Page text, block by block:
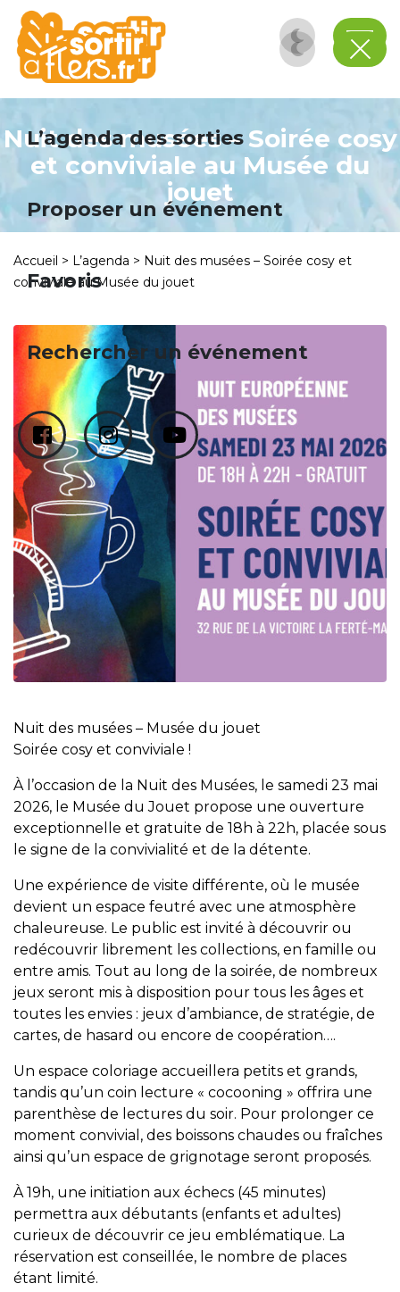
L’agenda des sorties
Proposer un événement
Favoris
Rechercher un événement
Nuit des musées – Soirée cosy
et conviviale au Musée du
jouet
Accueil > L’agenda > Nuit des musées – Soirée cosy et
conviviale au Musée du jouet
Nuit des musées – Musée du jouet
Soirée cosy et conviviale !
À l’occasion de la Nuit des Musées, le samedi 23 mai
2026, le Musée du Jouet propose une ouverture
exceptionnelle et gratuite de 18h à 22h, placée sous
le signe de la convivialité et de la détente.
Une expérience de visite différente, où le musée
devient un espace feutré avec une atmosphère
chaleureuse. Le public est invité à découvrir ou
redécouvrir librement les collections, en famille ou
entre amis. Tout au long de la soirée, de nombreux
jeux seront mis à disposition pour tous les âges et
toutes les envies : jeux d’ambiance, de stratégie, de
cartes, de hasard ou encore de coopération….
Un espace coloriage accueillera petits et grands,
tandis qu’un coin lecture « cocooning » offrira une
parenthèse de lectures du soir. Pour prolonger ce
moment convivial, des boissons chaudes ou fraîches
ainsi qu’un espace de grignotage seront proposés.
À 19h, une initiation aux échecs (45 minutes)
permettra aux débutants (enfants et adultes)
curieux de découvrir ce jeu emblématique. La
réservation est conseillée, le nombre de places
étant limité.
Panneau de gestion des cookies